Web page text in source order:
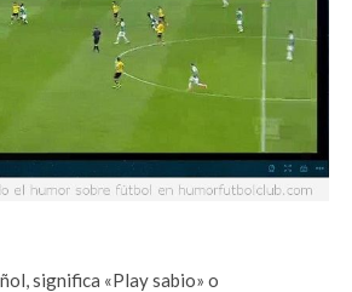
significa «Play sabio» o